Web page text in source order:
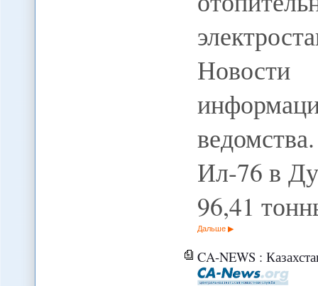
Новости
Ил-76 в
96,41
Дальше
CA-NEWS : Казахстан